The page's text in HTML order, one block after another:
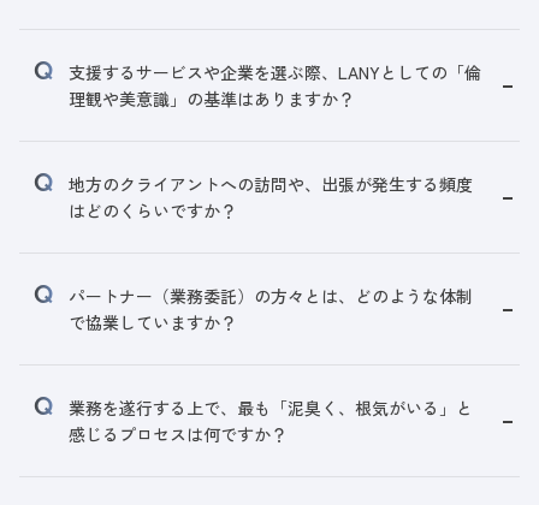
支援するサービスや企業を選ぶ際、LANYとしての「倫
理観や美意識」の基準はありますか？
地方のクライアントへの訪問や、出張が発生する頻度
はどのくらいですか？
パートナー（業務委託）の方々とは、どのような体制
で協業していますか？
業務を遂行する上で、最も「泥臭く、根気がいる」と
感じるプロセスは何ですか？